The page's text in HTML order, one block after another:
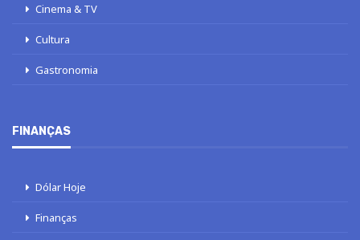
Cinema & TV
Cultura
Gastronomia
FINANÇAS
Dólar Hoje
Finanças